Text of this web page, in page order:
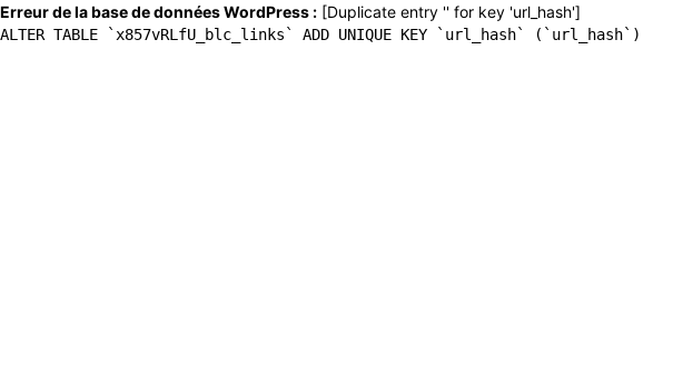
Erreur de la base de données WordPress : [Duplicate entry '' for key 'url_hash']
ALTER TABLE `x857vRLfU_blc_links` ADD UNIQUE KEY `url_hash` (`url_hash`)